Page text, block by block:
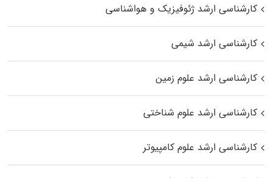
کارشناسی ارشد ژئوفیزیک و هواشناسی
کارشناسی ارشد شیمی
کارشناسی ارشد علوم زمین
کارشناسی ارشد علوم شناختی
کارشناسی ارشد علوم کامپیوتر